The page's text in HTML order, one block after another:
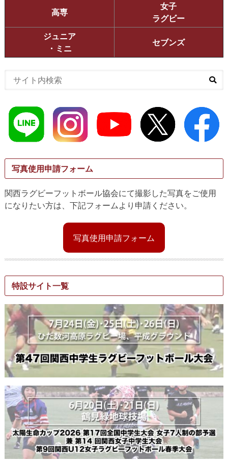
高専
女子
ラグビー
ジュニア
・ミニ
セブンズ
写真使用申請フォーム
関西ラグビーフットボール協会にて撮影した写真をご使用
になりたい方は、下記フォームより申請ください。
写真使用申請フォーム
特設サイト一覧